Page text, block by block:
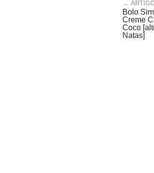
←
Bolo
Creme
Coco
Natas]